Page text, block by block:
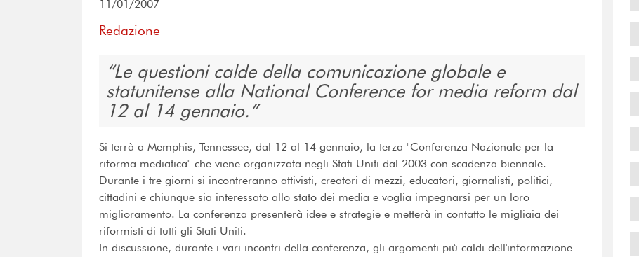
11/01/2007
Redazione
Le questioni calde della comunicazione globale e
statunitense alla National Conference for media reform dal
12 al 14 gennaio.
Si terrà a Memphis, Tennessee, dal 12 al 14 gennaio, la terza "Conferenza Nazionale per la
riforma mediatica" che viene organizzata negli Stati Uniti dal 2003 con scadenza biennale.
Durante i tre giorni si incontreranno attivisti, creatori di mezzi, educatori, giornalisti, politici,
cittadini e chiunque sia interessato allo stato dei media e voglia impegnarsi per un loro
miglioramento. La conferenza presenterà idee e strategie e metterà in contatto le migliaia dei
riformisti di tutti gli Stati Uniti.
In discussione, durante i vari incontri della conferenza, gli argomenti più caldi dell'informazione